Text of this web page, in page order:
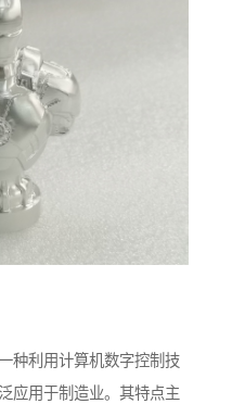
种利用计算机数字控制技
应用于制造业。其特点主